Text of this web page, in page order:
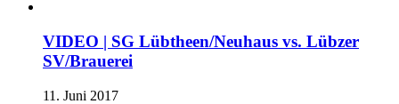
VIDEO | SG Lübtheen/Neuhaus vs. Lübzer
SV/Brauerei
11. Juni 2017